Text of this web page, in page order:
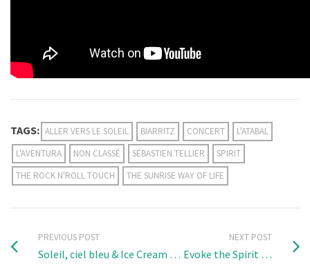
TAGS: ALLER VERS LE SOLEIL BIARRITZ CONCERT
L'ATABAL
L'AVENTURA
NON CLASSÉ SÉBASTIEN TELLIER
SPIRIT
THE ROCK N'ROLL TOUCH
THE SUNRISE WAY OF LIFE
PREVIOUS POST
Soleil, ciel bleu & Ice Cream …
NEXT POST
Evoke the Spirit …